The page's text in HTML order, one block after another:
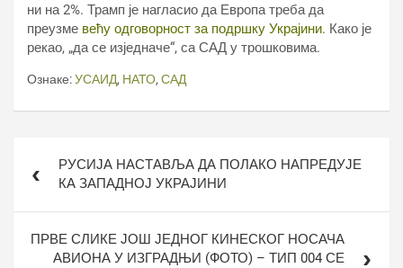
ни на 2%. Трамп је нагласио да Европа треба да
преузме већу одговорност за подршку Украјини. Како је
рекао, „да се изједначе“, са САД у трошковима.
Ознаке:УСАИД, НАТО, САД
чланкаРУСИЈА НАСТАВЉА ДА ПОЛАКО НАПРЕДУЈЕ
КА ЗАПАДНОЈ УКРАЈИНИ
ПРВЕ СЛИКЕ ЈОШ ЈЕДНОГ КИНЕСКОГ НОСАЧА
АВИОНА У ИЗГРАДЊИ (ФОТО) – ТИП 004 СЕ